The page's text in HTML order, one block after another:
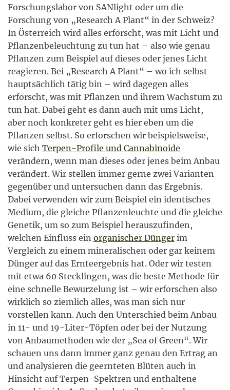
Forschungslabor von SANlight oder um die
Forschung von „Research A Plant“ in der Schweiz?
In Österreich wird alles erforscht, was mit Licht und
Pflanzenbeleuchtung zu tun hat – also wie genau
Pflanzen zum Beispiel auf dieses oder jenes Licht
reagieren. Bei „Research A Plant“ – wo ich selbst
hauptsächlich tätig bin – wird dagegen alles
erforscht, was mit Pflanzen und ihrem Wachstum zu
tun hat. Dabei geht es dann auch mit ums Licht,
aber noch konkreter geht es hier eben um die
Pflanzen selbst. So erforschen wir beispielsweise,
wie sich Terpen-Profile und Cannabinoide
verändern, wenn man dieses oder jenes beim Anbau
verändert. Wir stellen immer gerne zwei Varianten
gegenüber und untersuchen dann das Ergebnis.
Dabei verwenden wir zum Beispiel ein identisches
Medium, die gleiche Pflanzenleuchte und die gleiche
Genetik, um so zum Beispiel herauszufinden,
welchen Einfluss ein organischer Dünger im
Vergleich zu einem mineralischen oder gar keinem
Dünger auf das Ernteergebnis hat. Oder wir testen
mit etwa 60 Stecklingen, was die beste Methode für
eine schnelle Bewurzelung ist – wir erforschen also
wirklich so ziemlich alles, was man sich nur
vorstellen kann. Auch den Unterschied beim Anbau
in 11- und 19-Liter-Töpfen oder bei der Nutzung
von Anbaumethoden wie der „Sea of Green“. Wir
schauen uns dann immer ganz genau den Ertrag an
und analysieren die geernteten Blüten auch in
Hinsicht auf Terpen-Spektren und enthaltene